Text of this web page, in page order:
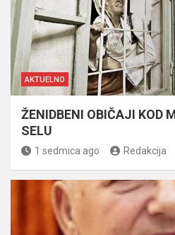
AKTUELNO
ŽENIDBENI OBIČAJI KOD
SELU
1 sedmica ago Redakcija